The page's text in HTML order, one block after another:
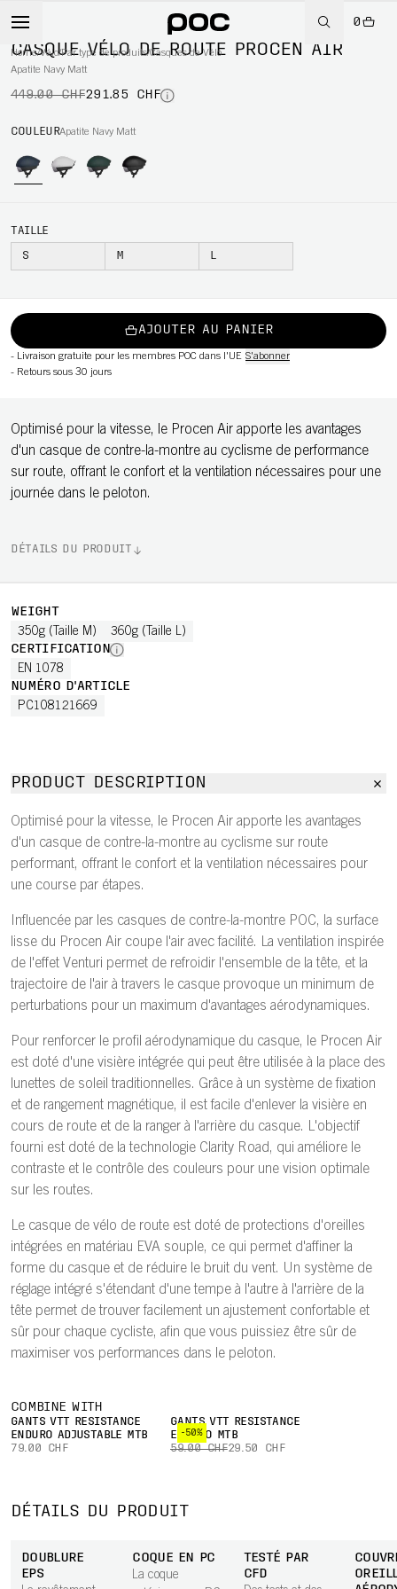
0
Home/Vélo/Par type de produits/Casques de Vélo
-35%
CASQUE VÉLO DE ROUTE PROCEN AIR
Apatite Navy Matt
449.00 CHF291.85 CHF
COULEURApatite Navy Matt
TAILLE
S M L
AJOUTER AU PANIER
- Livraison gratuite pour les membres POC dans l'UE S'abonner
- Retours sous 30 jours
Optimisé pour la vitesse, le Procen Air apporte les avantages
d'un casque de contre-la-montre au cyclisme de performance
sur route, offrant le confort et la ventilation nécessaires pour une
journée dans le peloton.
DÉTAILS DU PRODUIT
WEIGHT
350g (Taille M) 360g (Taille L)
CERTIFICATION
EN 1078
NUMÉRO D'ARTICLE
PC108121669
PRODUCT DESCRIPTION
Optimisé pour la vitesse, le Procen Air apporte les avantages
d'un casque de contre-la-montre au cyclisme sur route
performant, offrant le confort et la ventilation nécessaires pour
une course par étapes.
Influencée par les casques de contre-la-montre POC, la surface
lisse du Procen Air coupe l'air avec facilité. La ventilation inspirée
de l'effet Venturi permet de refroidir l'ensemble de la tête, et la
trajectoire de l'air à travers le casque provoque un minimum de
perturbations pour un maximum d'avantages aérodynamiques.
Pour renforcer le profil aérodynamique du casque, le Procen Air
est doté d'une visière intégrée qui peut être utilisée à la place des
lunettes de soleil traditionnelles. Grâce à un système de fixation
et de rangement magnétique, il est facile d'enlever la visière en
cours de route et de la ranger à l'arrière du casque. L'objectif
fourni est doté de la technologie Clarity Road, qui améliore le
contraste et le contrôle des couleurs pour une vision optimale
sur les routes.
Le casque de vélo de route est doté de protections d'oreilles
intégrées en matériau EVA souple, ce qui permet d'affiner la
forme du casque et de réduire le bruit du vent. Un système de
réglage intégré s'étendant d'une tempe à l'autre à l'arrière de la
tête permet de trouver facilement un ajustement confortable et
sûr pour chaque cycliste, afin que vous puissiez être sûr de
maximiser vos performances dans le peloton.
COMBINE WITH
GANTS VTT RESISTANCE
ENDURO ADJUSTABLE MTB
79.00 CHF
-50%
GANTS VTT RESISTANCE
ENDURO MTB
59.00 CHF29.50 CHF
DÉTAILS DU PRODUIT
DOUBLURE
EPS
COQUE EN PC
La coque
TESTÉ PAR
CFD